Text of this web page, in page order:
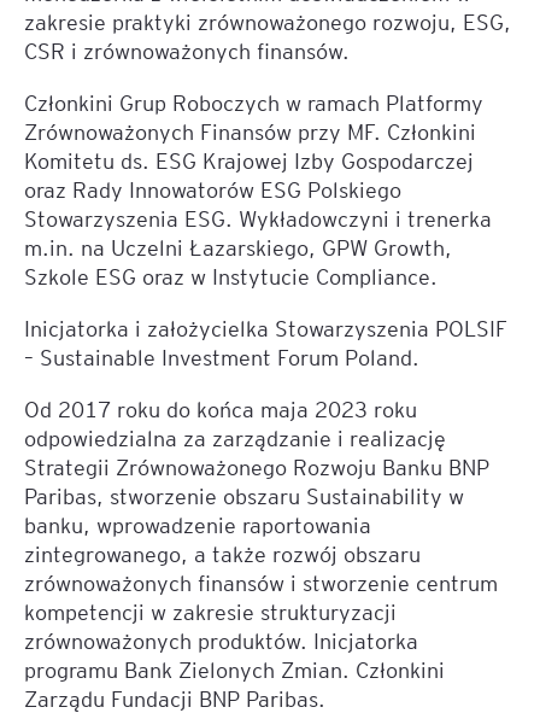
zakresie praktyki zrównoważonego rozwoju, ESG,
CSR i zrównoważonych finansów.
Członkini Grup Roboczych w ramach Platformy
Zrównoważonych Finansów przy MF. Członkini
Komitetu ds. ESG Krajowej Izby Gospodarczej
oraz Rady Innowatorów ESG Polskiego
Stowarzyszenia ESG. Wykładowczyni i trenerka
m.in. na Uczelni Łazarskiego, GPW Growth,
Szkole ESG oraz w Instytucie Compliance.
Inicjatorka i założycielka Stowarzyszenia POLSIF
– Sustainable Investment Forum Poland.
Od 2017 roku do końca maja 2023 roku
odpowiedzialna za zarządzanie i realizację
Strategii Zrównoważonego Rozwoju Banku BNP
Paribas, stworzenie obszaru Sustainability w
banku, wprowadzenie raportowania
zintegrowanego, a także rozwój obszaru
zrównoważonych finansów i stworzenie centrum
kompetencji w zakresie strukturyzacji
zrównoważonych produktów. Inicjatorka
programu Bank Zielonych Zmian. Członkini
Zarządu Fundacji BNP Paribas.